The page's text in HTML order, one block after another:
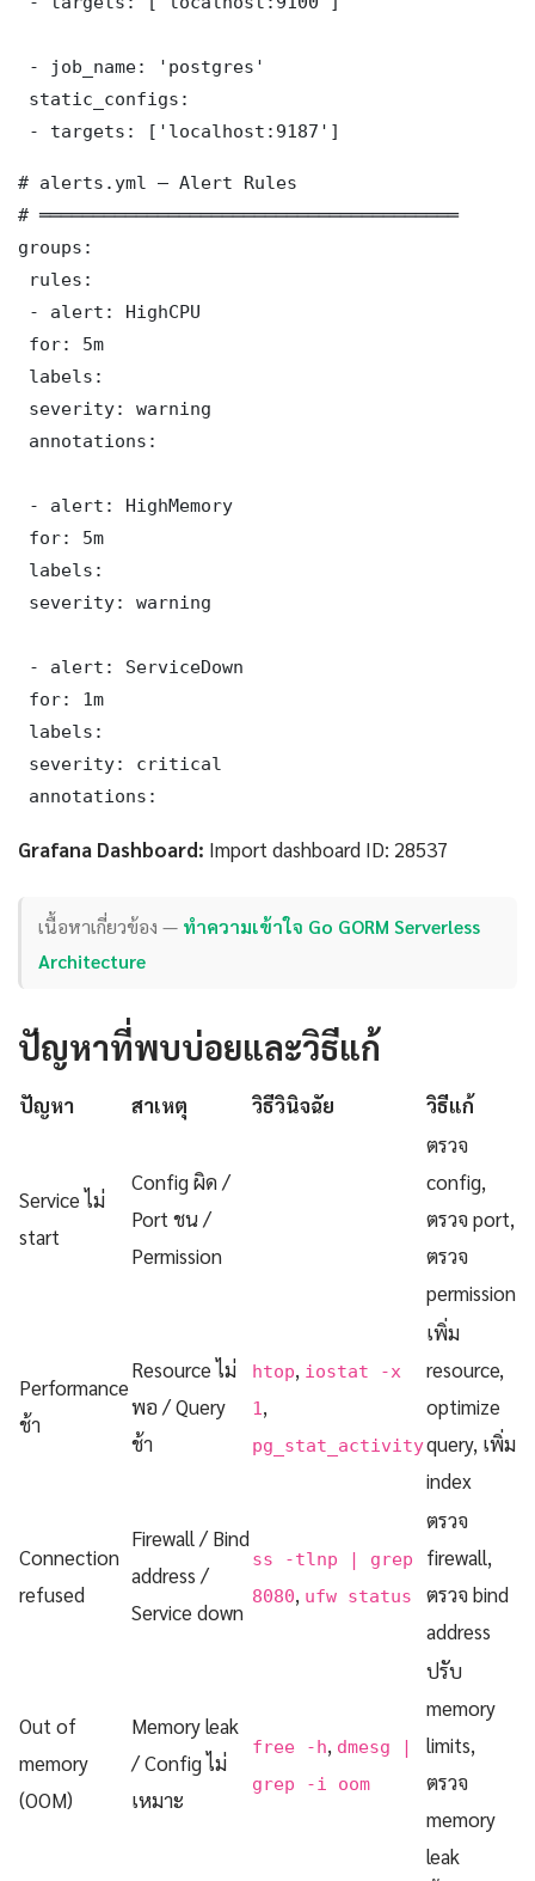
- job_name: 'postgres'
static_configs:
- targets: ['localhost:9187']
# alerts.yml — Alert Rules
# ═══════════════════════════════════════
groups:
rules:
- alert: HighCPU
for: 5m
labels:
severity: warning
annotations:
- alert: HighMemory
for: 5m
labels:
severity: warning
- alert: ServiceDown
for: 1m
labels:
severity: critical
annotations:
Grafana Dashboard: Import dashboard ID: 28537
เนื้อหาเกี่ยวข้อง — ทำความเข้าใจ Go GORM Serverless
Architecture
ปัญหาที่พบบ่อยและวิธีแก้
ปัญหา สาเหตุ วิธีวินิจฉัย วิธีแก้
Service ไม่
start
Config ผิด /
Port ชน /
Permission
ตรวจ
config,
ตรวจ port,
ตรวจ
permission
Performance
ช้า
Resource ไม่
พอ / Query
ช้า
htop, iostat -x
1 ,
pg_stat_activity
เพิ่ม
resource,
optimize
query, เพิ่ม
index
Connection
refused
Firewall / Bind
address /
Service down
ss -tlnp | grep
8080, ufw status
ตรวจ
firewall,
ตรวจ bind
address
Out of
memory
(OOM)
Memory leak
/ Config ไม่
เหมาะ
free -h, dmesg |
grep -i oom
ปรับ
memory
limits,
ตรวจ
memory
leak